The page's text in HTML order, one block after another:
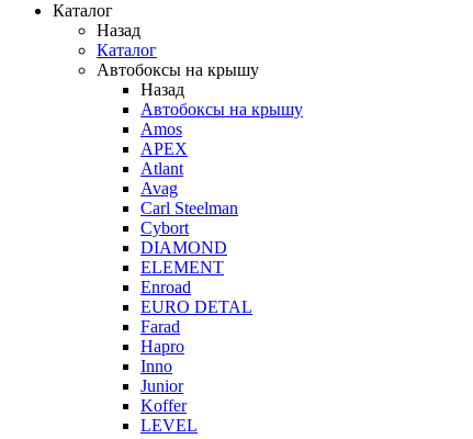
Каталог
Назад
Каталог
Автобоксы на крышу
Назад
Автобоксы на крышу
Amos
APEX
Atlant
Avag
Carl Steelman
Cybort
DIAMOND
ELEMENT
Enroad
EURO DETAL
Farad
Hapro
Inno
Junior
Koffer
LEVEL